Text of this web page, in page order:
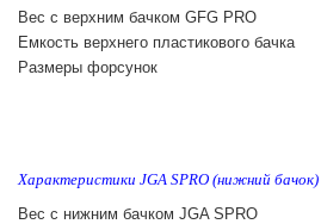
Вес с верхним бачком GFG PRO
Емкоcть верхнего пластикового бачка
Размеры форсунок
Характеристики JGA SPRO (нижний бачок)
Вес с нижним бачком JGA SPRO